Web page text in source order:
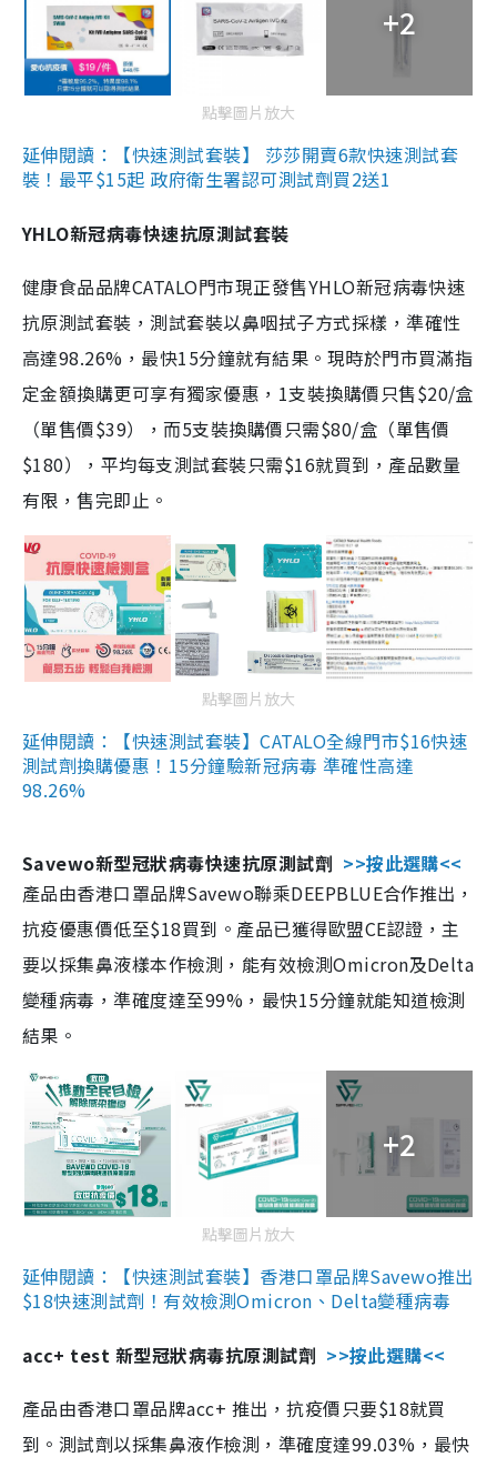
+2
點擊圖片放大
延伸閱讀：【快速測試套裝】 莎莎開賣6款快速測試套
裝！最平$15起 政府衛生署認可測試劑買2送1
YHLO新冠病毒快速抗原測試套裝
健康食品品牌CATALO門市現正發售YHLO新冠病毒快速
抗原測試套裝，測試套裝以鼻咽拭子方式採樣，準確性
高達98.26%，最快15分鐘就有結果。現時於門市買滿指
定金額換購更可享有獨家優惠，1支裝換購價只售$20/盒
（單售價$39），而5支裝換購價只需$80/盒（單售價
$180），平均每支測試套裝只需$16就買到，產品數量
有限，售完即止。
點擊圖片放大
延伸閱讀：【快速測試套裝】CATALO全線門市$16快速
測試劑換購優惠！15分鐘驗新冠病毒 準確性高達
98.26%
Savewo新型冠狀病毒快速抗原測試劑 >>按此選購<<
產品由香港口罩品牌Savewo聯乘DEEPBLUE合作推出，
抗疫優惠價低至$18買到。產品已獲得歐盟CE認證，主
要以採集鼻液樣本作檢測，能有效檢測Omicron及Delta
變種病毒，準確度達至99%，最快15分鐘就能知道檢測
結果。
+2
點擊圖片放大
延伸閱讀：【快速測試套裝】香港口罩品牌Savewo推出
$18快速測試劑！有效檢測Omicron、Delta變種病毒
acc+ test 新型冠狀病毒抗原測試劑 >>按此選購<<
產品由香港口罩品牌acc+ 推出，抗疫價只要$18就買
到。測試劑以採集鼻液作檢測，準確度達99.03%，最快